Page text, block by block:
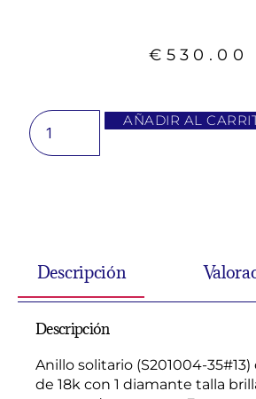
€ 530.00
AÑADIR AL
Descripción
Descripción
Anillo solitario (S201004-
de 18k con 1 diamante talla